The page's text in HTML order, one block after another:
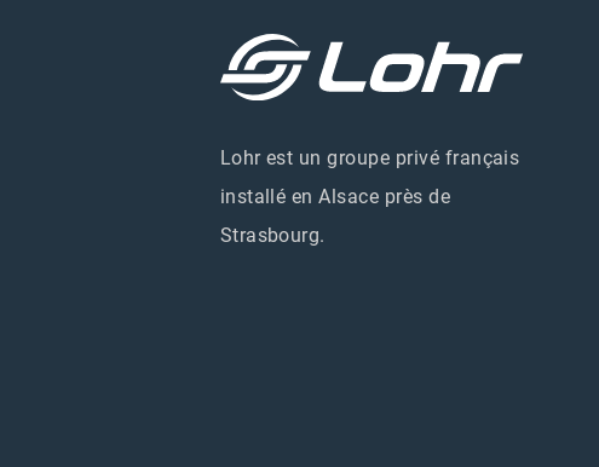
Lohr est un groupe privé français
installé en Alsace près de
Strasbourg.